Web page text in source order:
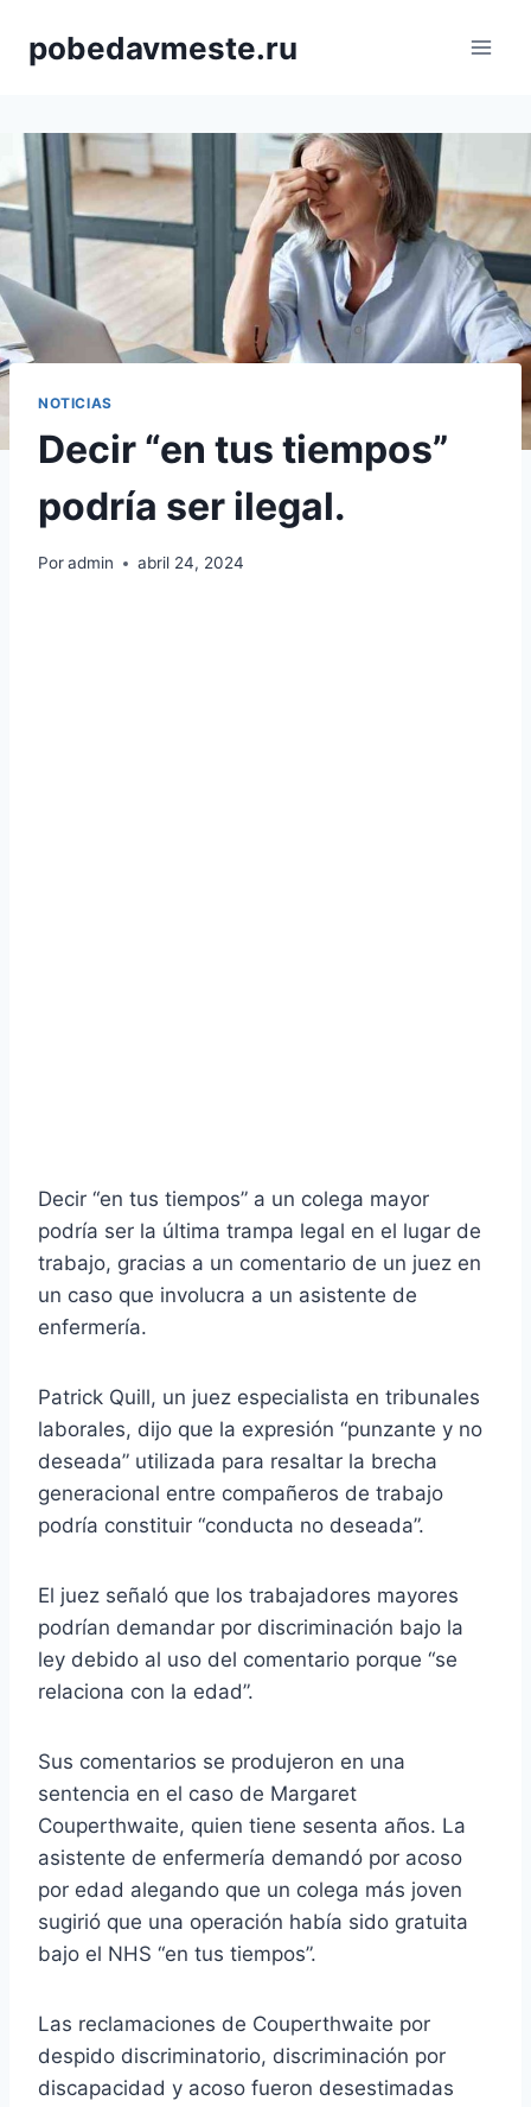
pobedavmeste.ru
NOTICIAS
Decir “en tus tiempos”
podría ser ilegal.
Poradmin abril 24, 2024
Decir “en tus tiempos” a un colega mayor
podría ser la última trampa legal en el lugar de
trabajo, gracias a un comentario de un juez en
un caso que involucra a un asistente de
enfermería.
Patrick Quill, un juez especialista en tribunales
laborales, dijo que la expresión “punzante y no
deseada” utilizada para resaltar la brecha
generacional entre compañeros de trabajo
podría constituir “conducta no deseada”.
El juez señaló que los trabajadores mayores
podrían demandar por discriminación bajo la
ley debido al uso del comentario porque “se
relaciona con la edad”.
Sus comentarios se produjeron en una
sentencia en el caso de Margaret
Couperthwaite, quien tiene sesenta años. La
asistente de enfermería demandó por acoso
por edad alegando que un colega más joven
sugirió que una operación había sido gratuita
bajo el NHS “en tus tiempos”.
Las reclamaciones de Couperthwaite por
despido discriminatorio, discriminación por
discapacidad y acoso fueron desestimadas